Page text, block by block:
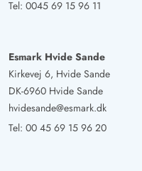
Tel: 0045 69 15 96 11
Esmark Hvide Sande
Kirkevej 6, Hvide Sande
DK-6960 Hvide Sande
hvidesande@esmark.dk
Tel: 00 45 69 15 96 20